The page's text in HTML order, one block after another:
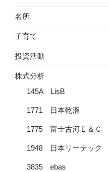
名所
子育て
投資活動
株式分析
145A LisB
1771 日本乾溜
1775 富士古河Ｅ＆Ｃ
1948 日本リーテック
3835 ebas